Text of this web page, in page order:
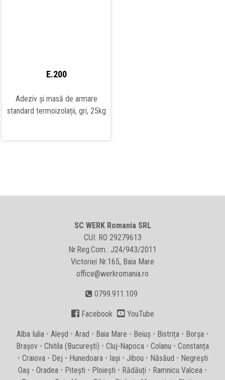
E.200
Adeziv și masă de armare
standard termoizolații, gri, 25kg
SC WERK Romania SRL
CUI: RO 29279613
Nr.Reg.Com.: J24/943/2011
Victoriei Nr.165, Baia Mare
office@werkromania.ro
0799.911.109
 Facebook  YouTube
Alba Iulia • Aleșd • Arad • Baia Mare • Beiuș • Bistrița • Borșa •
Brașov • Chitila (București) • Cluj-Napoca • Colanu • Constanța
• Craiova • Dej • Hunedoara • Iași • Jibou • Năsăud • Negrești
Oaș • Oradea • Pitești • Ploiești • Rădăuți • Ramnicu Valcea •